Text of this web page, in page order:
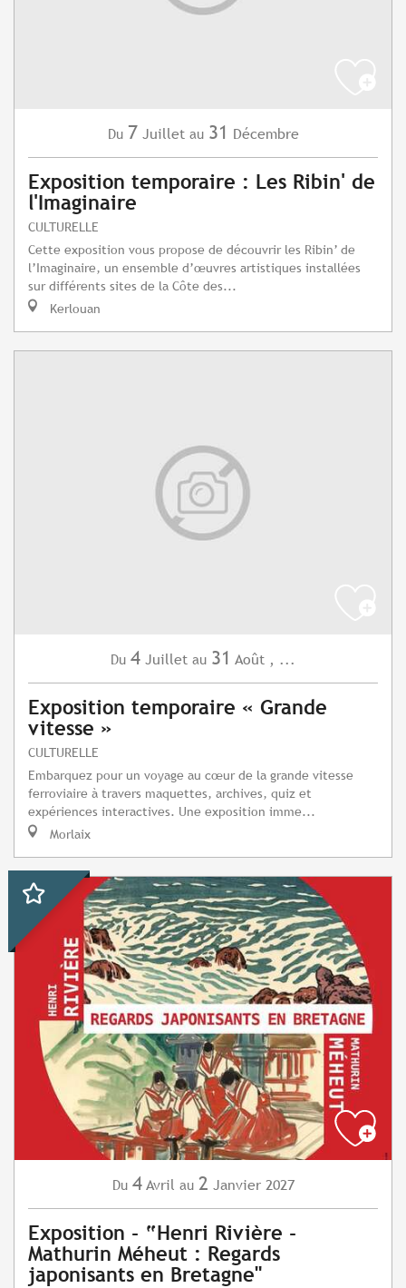
Du 7 Juillet au 31 Décembre
Exposition temporaire : Les Ribin' de
l'Imaginaire
CULTURELLE
Cette exposition vous propose de découvrir les Ribin’ de
l’Imaginaire, un ensemble d’œuvres artistiques installées
sur différents sites de la Côte des...
Kerlouan
Du 4 Juillet au 31 Août , ...
Exposition temporaire « Grande
vitesse »
CULTURELLE
Embarquez pour un voyage au cœur de la grande vitesse
ferroviaire à travers maquettes, archives, quiz et
expériences interactives. Une exposition imme...
Morlaix
Du 4 Avril au 2 Janvier 2027
Exposition - “Henri Rivière -
Mathurin Méheut : Regards
japonisants en Bretagne"